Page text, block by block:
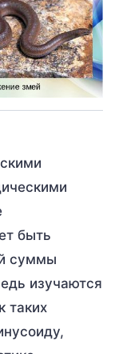
быть
суммы
изучаются
таких